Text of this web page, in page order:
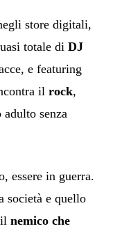
store digitali,
totale diDJ
e featuring
ilrock,
senza
essere in guerra.
società e quello
nemico che